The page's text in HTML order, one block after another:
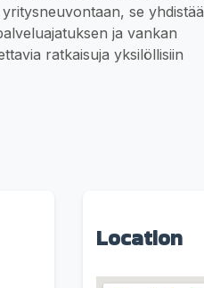
se yhdistää
ja vankan
ratkaisuja yksilöllisiin
Location